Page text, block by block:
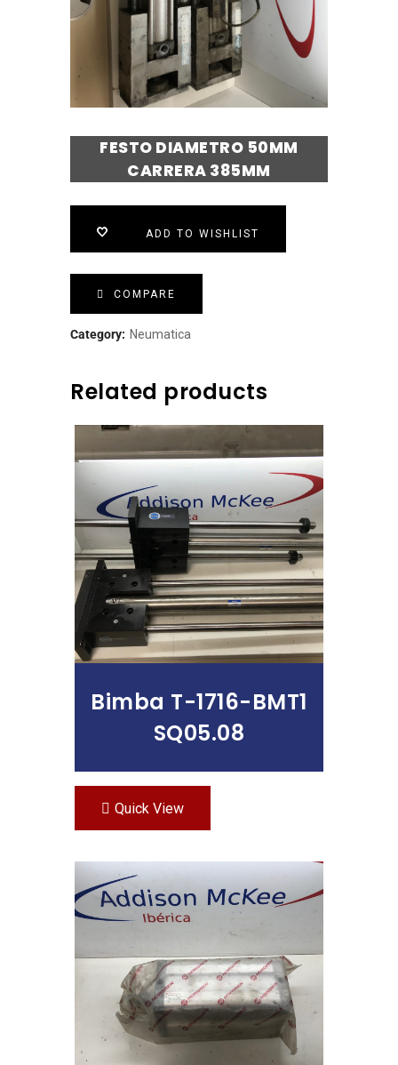
FESTO DIAMETRO 50MM
CARRERA 385MM
ADD TO WISHLIST
COMPARE
Category: Neumatica
Related products
Leer Más
Bimba T-1716-BMT1
SQ05.08
Quick View
Leer Más